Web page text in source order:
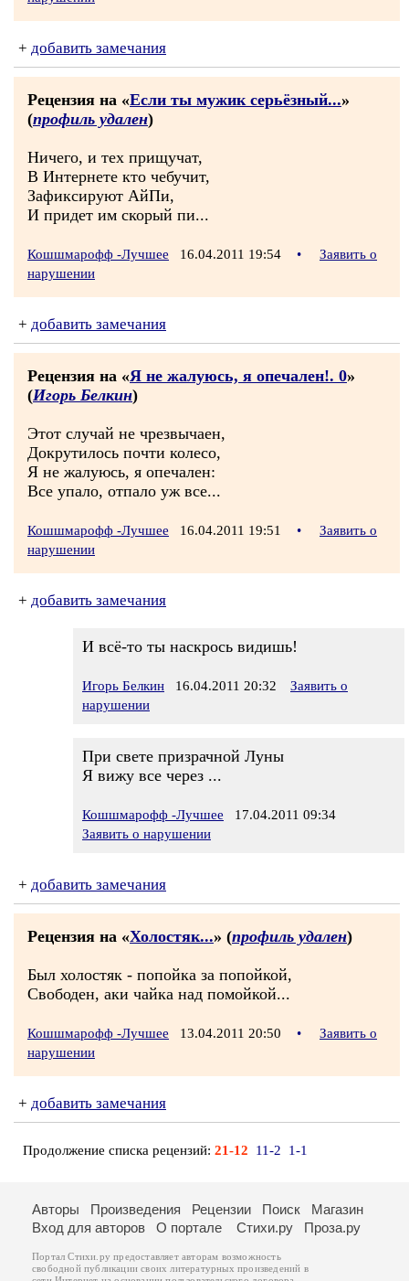
+ добавить замечания
Рецензия на «Если ты мужик серьёзный...»
(профиль удален)
Ничего, и тех прищучат,
В Интернете кто чебучит,
Зафиксируют АйПи,
И придет им скорый пи...
Кошшмарофф -Лучшее 16.04.2011 19:54 •
Заявить о
нарушении
+ добавить замечания
Рецензия на «Я не жалуюсь, я опечален!. 0»
(Игорь Белкин)
Этот случай не чрезвычаен,
Докрутилось почти колесо,
Я не жалуюсь, я опечален:
Все упало, отпало уж все...
Кошшмарофф -Лучшее 16.04.2011 19:51 •
Заявить о
нарушении
+ добавить замечания
И всё-то ты наскрось видишь!
Игорь Белкин 16.04.2011 20:32
Заявить о
нарушении
При свете призрачной Луны
Я вижу все через ...
Кошшмарофф -Лучшее 17.04.2011 09:34
Заявить о нарушении
+ добавить замечания
Рецензия на «Холостяк...» (профиль удален)
Был холостяк - попойка за попойкой,
Свободен, аки чайка над помойкой...
Кошшмарофф -Лучшее 13.04.2011 20:50 •
Заявить о
нарушении
+ добавить замечания
Продолжение списка рецензий: 21-12 11-2 1-1
Авторы Произведения Рецензии Поиск
Магазин
Вход для авторов
О портале Стихи.ру Проза.ру
Портал Стихи.ру предоставляет авторам возможность
свободной публикации своих литературных произведений в